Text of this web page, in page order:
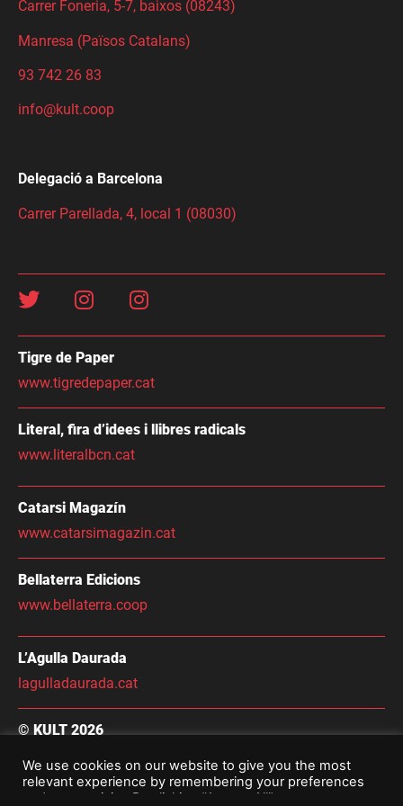
Carrer Foneria, 5-7, baixos (08243)
Manresa (Països Catalans)
93 742 26 83
info@kult.coop
Delegació a Barcelona
Carrer Parellada, 4, local 1 (08030)
Tigre de Paper
www.tigredepaper.cat
Literal, fira d’idees i llibres radicals
www.literalbcn.cat
Catarsi Magazín
www.catarsimagazin.cat
Bellaterra Edicions
www.bellaterra.coop
L’Agulla Daurada
lagulladaurada.cat
© KULT 2026
Condicions Generals de Contractació
Avís Legal i Política De Privacitat
We use cookies on our website to give you the most
relevant experience by remembering your preferences
and repeat visits. By clicking “Accept All”, you consent to